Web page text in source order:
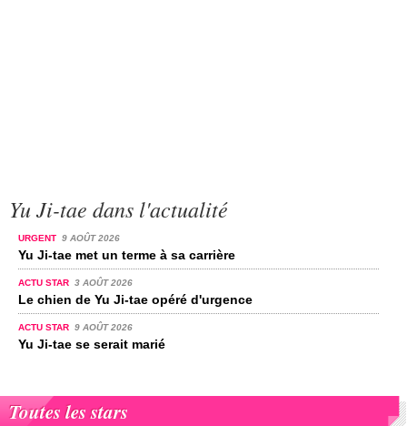
Yu Ji-tae dans l'actualité
URGENT 9 AOÛT 2026
Yu Ji-tae met un terme à sa carrière
ACTU STAR 3 AOÛT 2026
Le chien de Yu Ji-tae opéré d'urgence
ACTU STAR 9 AOÛT 2026
Yu Ji-tae se serait marié
Toutes les stars